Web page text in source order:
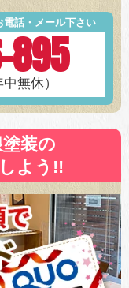
電話・メール下さい
895
無休）
装の
よう!!